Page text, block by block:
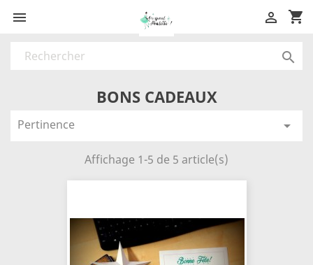
 shopping_cart


BONS CADEAUX
Pertinence 
Affichage 1-5 de 5 article(s)